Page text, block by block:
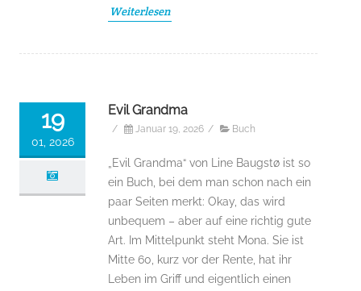
Weiterlesen
19
01, 2026
Evil Grandma
/ Januar 19, 2026 / Buch
„Evil Grandma“ von Line Baugstø ist so
ein Buch, bei dem man schon nach ein
paar Seiten merkt: Okay, das wird
unbequem – aber auf eine richtig gute
Art. Im Mittelpunkt steht Mona. Sie ist
Mitte 60, kurz vor der Rente, hat ihr
Leben im Griff und eigentlich einen